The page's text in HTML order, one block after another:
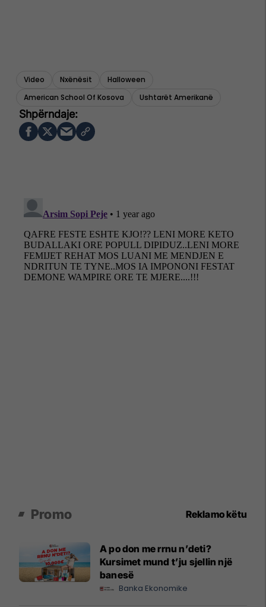
Video Nxënësit
Halloween
American School Of Kosova
Ushtarët Amerikanë
Promo Reklamo këtu
A po don me rrnu n’deti?
Kursimet mund t’ju sjellin një
banesë
Banka Ekonomike